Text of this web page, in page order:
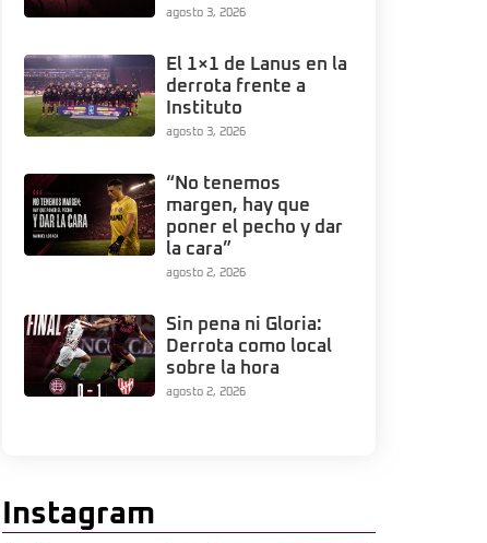
agosto 3, 2026
El 1×1 de Lanus en la
derrota frente a
Instituto
agosto 3, 2026
“No tenemos
margen, hay que
poner el pecho y dar
la cara”
agosto 2, 2026
Sin pena ni Gloria:
Derrota como local
sobre la hora
agosto 2, 2026
Instagram